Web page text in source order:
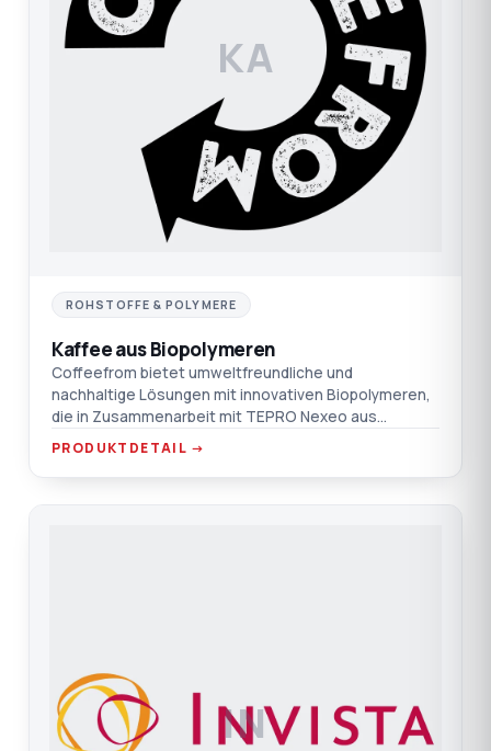
KA
ROHSTOFFE & POLYMERE
Kaffee aus Biopolymeren
Coffeefrom bietet umweltfreundliche und
nachhaltige Lösungen mit innovativen Biopolymeren,
die in Zusammenarbeit mit TEPRO Nexeo aus
Kaffeepulpe hergestellt wer
PRODUKTDETAIL →
IN